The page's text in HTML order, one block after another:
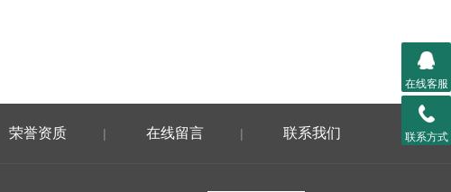
荣誉资质 | 在线留言 | 联系我们
在线客服
联系方式